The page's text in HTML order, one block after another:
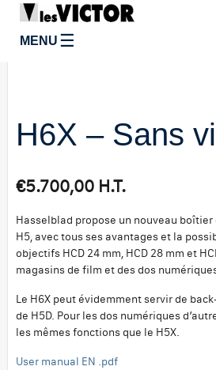
MENU ☰
H6X – Sans
€5.700,00 H.T.
Hasselblad propose un nouveau
H5, avec tous ses avantages et la
objectifs HCD 24 mm, HCD 28 mm et
magasins de film et des dos
Le H6X peut évidemment servir de
de H5D. Pour les dos numériques
les mêmes fonctions que le H5X.
User manual EN .pdf